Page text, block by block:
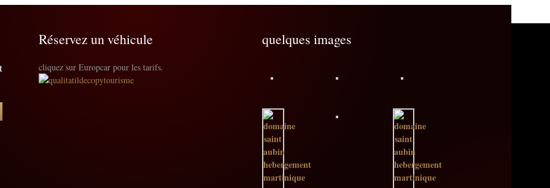
Réservez un véhicule
cliquez sur Europcar pour les tarifs.
quelques images